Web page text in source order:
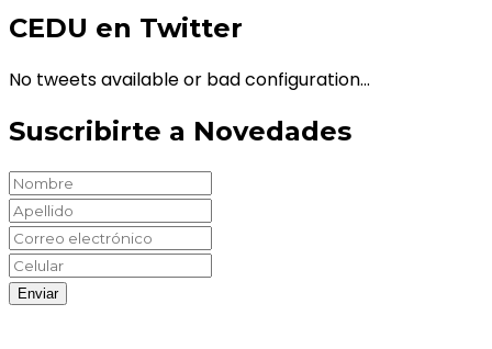
CEDU en Twitter
No tweets available or bad configuration...
Suscribirte a Novedades